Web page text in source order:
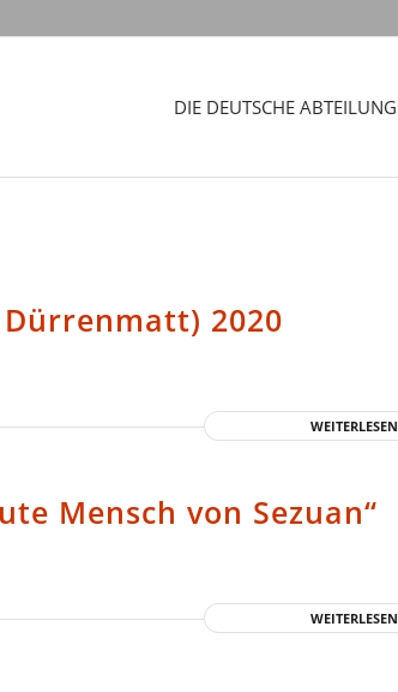
DIE DEUTSCHE ABTEILUNG
2020
WEITERLESEN
Mensch von Sezuan“
WEITERLESEN